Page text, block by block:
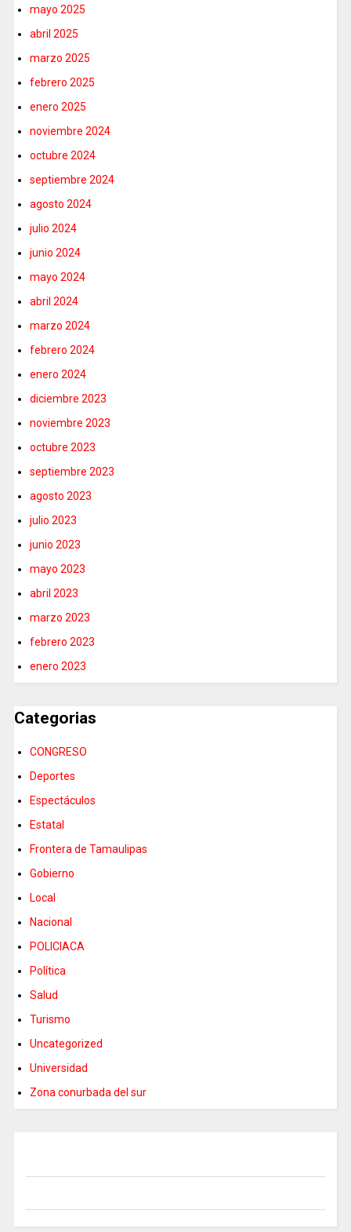
mayo 2025
abril 2025
marzo 2025
febrero 2025
enero 2025
noviembre 2024
octubre 2024
septiembre 2024
agosto 2024
julio 2024
junio 2024
mayo 2024
abril 2024
marzo 2024
febrero 2024
enero 2024
diciembre 2023
noviembre 2023
octubre 2023
septiembre 2023
agosto 2023
julio 2023
junio 2023
mayo 2023
abril 2023
marzo 2023
febrero 2023
enero 2023
Categorias
CONGRESO
Deportes
Espectáculos
Estatal
Frontera de Tamaulipas
Gobierno
Local
Nacional
POLICIACA
Política
Salud
Turismo
Uncategorized
Universidad
Zona conurbada del sur